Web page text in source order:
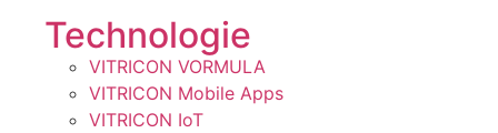
Technologie
VITRICON VORMULA
VITRICON Mobile Apps
VITRICON IoT